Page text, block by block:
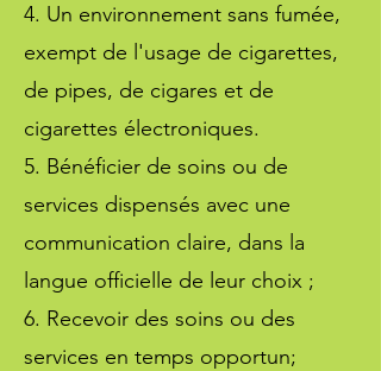
4. Un environnement sans fumée,
exempt de l'usage de cigarettes,
de pipes, de cigares et de
cigarettes électroniques.
5. Bénéficier de soins ou de
services dispensés avec une
communication claire, dans la
langue officielle de leur choix ;
6. Recevoir des soins ou des
services en temps opportun;